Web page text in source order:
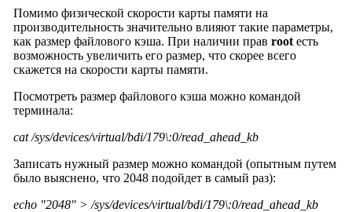
Помимо физической скорости карты памяти на
производительность значительно влияют такие параметры,
как размер файлового кэша. При наличии прав rootесть
возможность увеличить его размер, что скорее всего
скажется на скорости карты памяти.
Посмотреть размер файлового кэша можно командой
терминала:
cat /sys/devices/virtual/bdi/179\:0/read_ahead_kb
Записать нужный размер можно командой (опытным путем
было выяснено, что 2048 подойдет в самый раз):
echo "2048" > /sys/devices/virtual/bdi/179\:0/read_ahead_kb